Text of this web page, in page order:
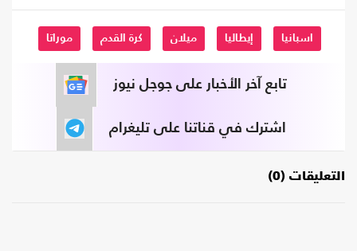
اسبانيا إيطاليا ميلان كرة القدم موراتا
تابع آخر الأخبار على جوجل نيوز
اشترك في قناتنا على تليغرام
التعليقات (0)